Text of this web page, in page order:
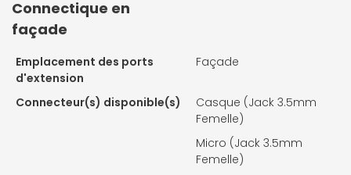
Connectique en
façade
Emplacement des ports
d'extension
Façade
Connecteur(s) disponible(s)
Casque (Jack 3.5mm
Femelle)
Micro (Jack 3.5mm
Femelle)